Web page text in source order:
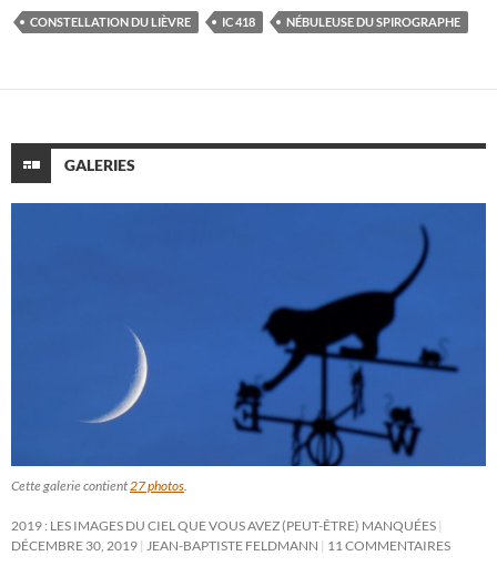
CONSTELLATION DU LIÈVRE IC 418 NÉBULEUSE DU SPIROGRAPHE
GALERIES
Cette galerie contient27 photos.
2019 : LES IMAGES DU CIEL QUE VOUS AVEZ (PEUT-ÊTRE) MANQUÉES
DÉCEMBRE 30, 2019 JEAN-BAPTISTE FELDMANN 11 COMMENTAIRES